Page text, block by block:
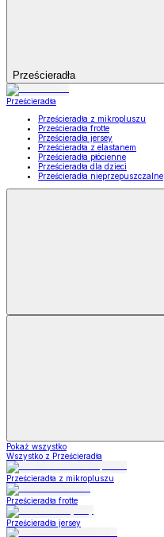
Prześcieradła
Prześcieradła
Prześcieradła z mikropluszu
Prześcieradła frotte
Prześcieradła jersey
Prześcieradła z elastanem
Prześcieradła płócienne
Prześcieradła dla dzieci
Prześcieradła nieprzepuszczalne
Pokaż wszystko
Wszystko z Prześcieradła
Prześcieradła z mikropluszu
Prześcieradła frotte
Prześcieradła jersey